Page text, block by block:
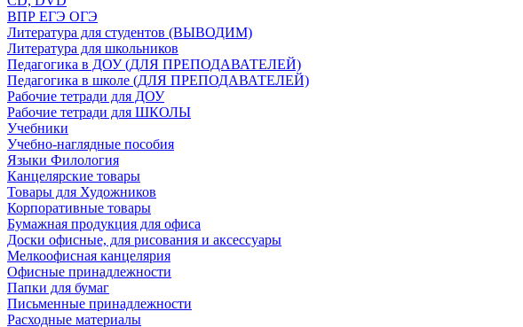
ВПР ЕГЭ ОГЭ
Литература для студентов (ВЫВОДИМ)
Литература для школьников
Педагогика в ДОУ (ДЛЯ ПРЕПОДАВАТЕЛЕЙ)
Педагогика в школе (ДЛЯ ПРЕПОДАВАТЕЛЕЙ)
Рабочие тетради для ДОУ
Рабочие тетради для ШКОЛЫ
Учебники
Учебно-наглядные пособия
Языки Филология
Канцелярские товары
Товары для Художников
Корпоративные товары
Бумажная продукция для офиса
Доски офисные, для рисования и аксессуары
Мелкоофисная канцелярия
Офисные принадлежности
Папки для бумаг
Письменные принадлежности
Расходные материалы